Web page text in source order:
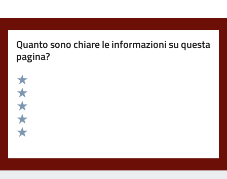
Quanto sono chiare le informazioni su questa
pagina?
Valuta 5 stelle su 5
Valuta 4 stelle su 5
Valuta 3 stelle su 5
Valuta 2 stelle su 5